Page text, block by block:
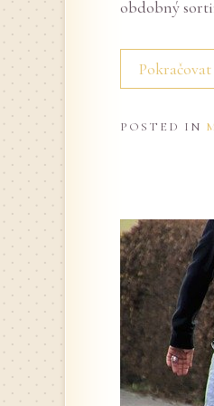
obdobný
POSTED IN